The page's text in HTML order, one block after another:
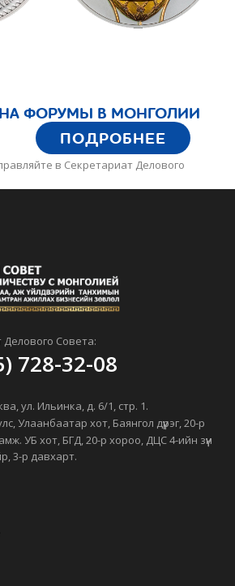
ФОРУМЫ В МОНГОЛИИ
ПОДРОБНЕЕ
в Секретариат Делового
Делового Совета:
728-32-08
ул. Ильинка, д. 6/1, стр. 1.
Улаанбаатар хот, Баянгол дүүрэг, 20-р
УБ хот, БГД, 20-р хороо, ДЦС 4-ийн зүүн
3-р давхарт.